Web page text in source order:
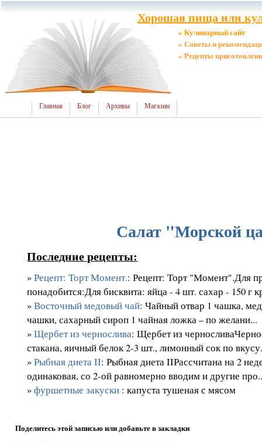
Хорошая пища или
» Кулинарный сайт
» Советы и
» Рецепты
Главная Блог Архивы Магазин
Салат "Морской
Последние рецепты:
»Рецепт: Торт Момент.: Рецепт: Торт "Момент".Для
понадобится:Для бисквита: яйца - 4 шт. сахар - 150 г
»Восточный медовый чай: Чайный отвар 1 чашка,
чашки, сахарный сироп 1 чайная ложка – по желани...
»Щербет из чернослива: Щербет из
стакана, яичный белок 2-3 шт., лимонный сок по
»Рыбная диета II: Рыбная диета IIРассчитана на 2
одинаковая, со 2-ой равномерно вводим и другие
»фуршетные закуски : капуста тушеная с мясом
Поделитесь этой записью или добавьте в закладки